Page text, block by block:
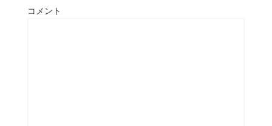
コメント